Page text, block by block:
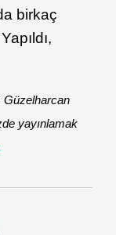
birkaç
Güzelharcan
yayınlamak